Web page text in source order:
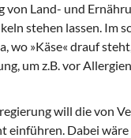
Land- und
stehen lassen. Im
wo »Käse« drauf
um z.B. vor
will die von
Dabei